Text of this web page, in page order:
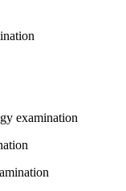
examination